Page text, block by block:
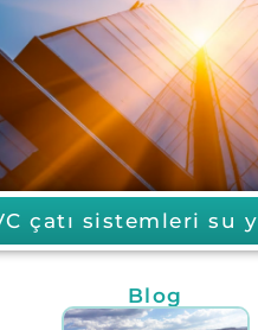
çatı sistemleri su
Blog